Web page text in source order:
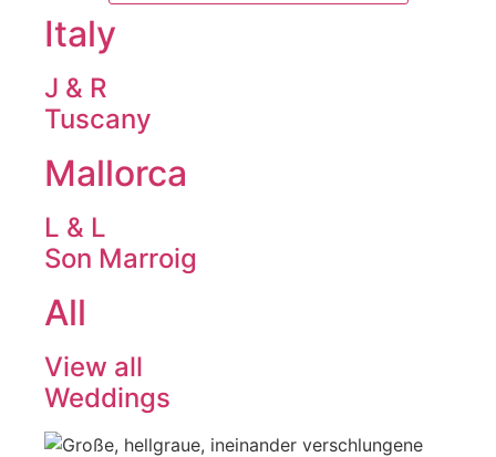
Italy
J & R
Tuscany
Mallorca
L & L
Son Marroig
All
View all
Weddings